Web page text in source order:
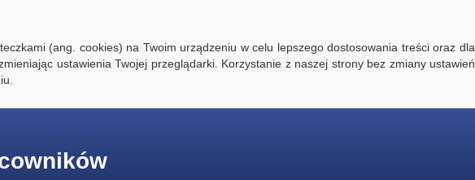
(ang. cookies) na Twoim urządzeniu w celu lepszego dostosowania treści oraz dla
ustawienia Twojej przeglądarki. Korzystanie z naszej strony bez zmiany ustawień